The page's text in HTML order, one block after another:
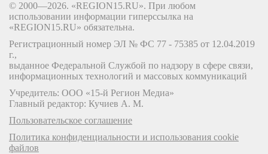
© 2000—2026. «REGION15.RU». При любом
использовании информации гиперссылка на
«REGION15.RU» обязательна.
Регистрационный номер ЭЛ № ФС 77 - 75385 от 12.04.2019
г.,
выданное Федеральной Службой по надзору в сфере связи,
информационных технологий и массовых коммуникаций
Учредитель: ООО «15-й Регион Медиа»
Главный редактор: Кучиев А. М.
Пользовательское соглашение
Политика конфиденциальности и использования cookie
файлов